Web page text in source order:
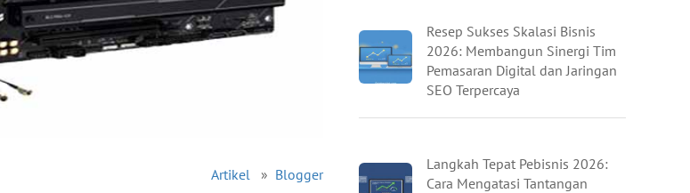
Artikel » Blogger
Resep Sukses Skalasi Bisnis
2026: Membangun Sinergi Tim
Pemasaran Digital dan Jaringan
SEO Terpercaya
Langkah Tepat Pebisnis 2026:
Cara Mengatasi Tantangan